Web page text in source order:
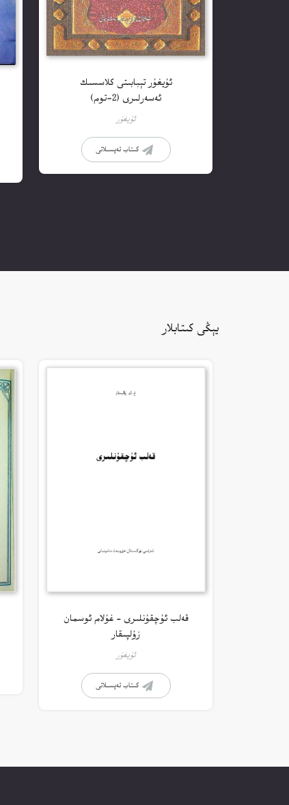
ئۇيغۇر تېبابىتى كلاسسىك
ئەسەرلىرى (2-توم)
ئۇيغۇر
كىتاب تەپسىلاتى
يېڭى كىتابلار
قەلب ئۇچقۇنلىرى – غۇلام ئوسمان
زۇلپىقار
ئۇيغۇر
كىتاب تەپسىلاتى